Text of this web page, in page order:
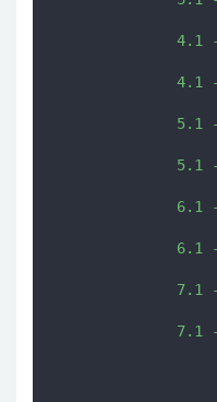
4.1
4.1
5.1
5.1
6.1
6.1
7.1
7.1